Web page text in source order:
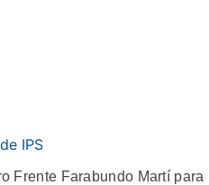
IPS
Frente Farabundo Martí